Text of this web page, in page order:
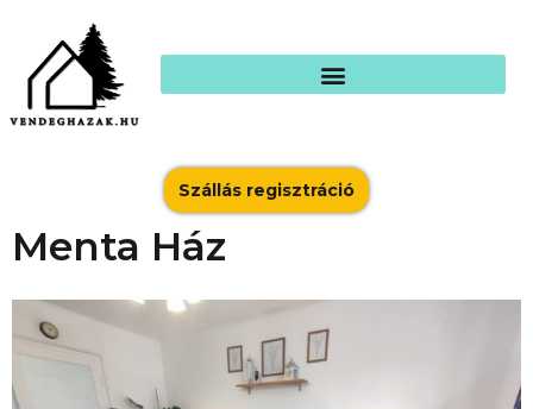
Szállás regisztráció
Menta Ház